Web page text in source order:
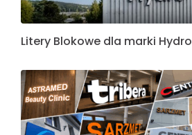
Litery Blokowe dla marki Hydro